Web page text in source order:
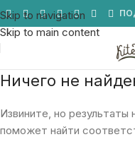
Skip to navigation
Skip to main content
Ничего не
Извините, но
поможет найти